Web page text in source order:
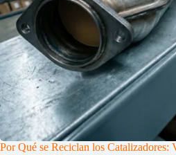
Por Qué se Reciclan los Catalizadores: